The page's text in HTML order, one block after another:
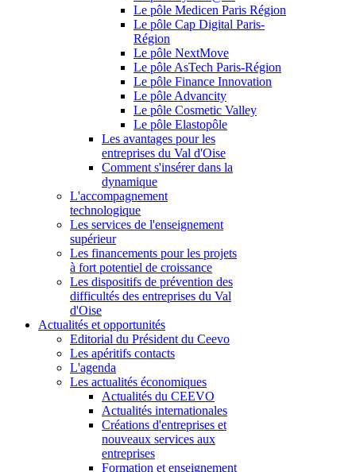
Le pôle Medicen Paris Région
Le pôle Cap Digital Paris-
Région
Le pôle NextMove
Le pôle AsTech Paris-Région
Le pôle Finance Innovation
Le pôle Advancity
Le pôle Cosmetic Valley
Le pôle Elastopôle
Les avantages pour les
entreprises du Val d'Oise
Comment s'insérer dans la
dynamique
L'accompagnement
technologique
Les services de l'enseignement
supérieur
Les financements pour les projets
à fort potentiel de croissance
Les dispositifs de prévention des
difficultés des entreprises du Val
d'Oise
Actualités et opportunités
Editorial du Président du Ceevo
Les apéritifs contacts
L'agenda
Les actualités économiques
Actualités du CEEVO
Actualités internationales
Créations d'entreprises et
nouveaux services aux
entreprises
Formation et enseignement